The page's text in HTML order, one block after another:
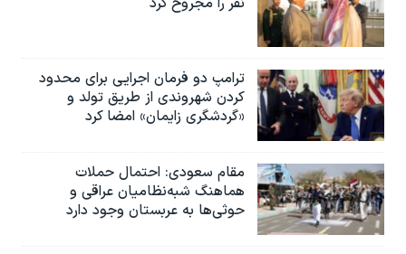
ترامپ دو فرمان اجرایی برای محدود
کردن شهروندی از طریق تولد و
«گردشگری زایمان» امضا کرد
مقام سعودی: احتمال حملات
هماهنگ شبه‌نظامیان عراقی و
حوثی‌ها به عربستان وجود دارد